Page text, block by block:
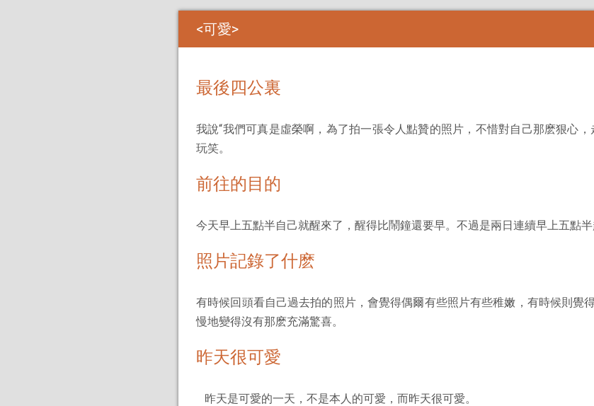
可愛
最後四公裏
我說“我們可真是虛榮啊，為了拍一張令人點贊的照片，不惜對自己那麽狠心
玩笑。
前往的目的
今天早上五點半自己就醒來了，醒得比鬧鐘還要早。不過是兩日連續早上五點
照片記錄了什麽
有時候回頭看自己過去拍的照片，會覺得偶爾有些照片有些稚嫩，有時候則覺
慢地變得沒有那麽充滿驚喜。
昨天很可愛
昨天是可愛的一天，不是本人的可愛，而昨天很可愛。